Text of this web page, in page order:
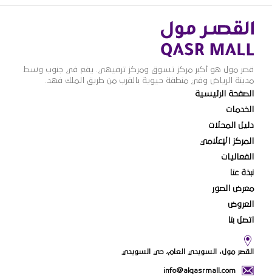
قصر مول هو أكبر مركز تسوق ومركز ترفيهي. يقع في جنوب وسط
مدينة الرياض وفي منطقة حيوية بالقرب من طريق الملك فهد.
الصفحة الرئيسية
الخدمات
دليل المحلات
المركز الإعلامي
الفعاليات
نبذة عنا
معرض الصور
العروض
اتصل بنا
القصر مول، السويدي العام، حي السويدي
info@alqasrmall.com